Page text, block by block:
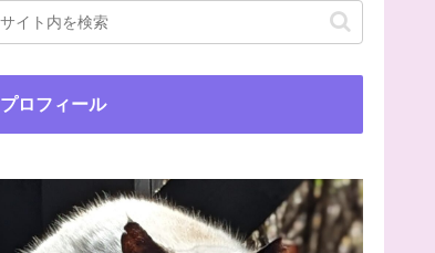
プロフィール